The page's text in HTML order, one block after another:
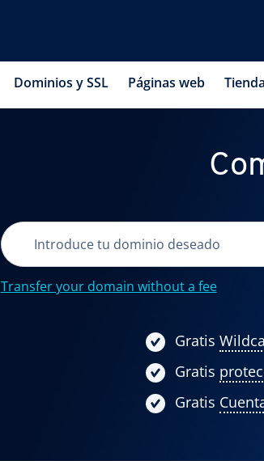
Dominios y SSL Páginas web
Transfer your domain without a fee
Gratis
Gratis
Gratis